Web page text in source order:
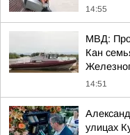
14:55
МВД:
Кан
14:51
улицах